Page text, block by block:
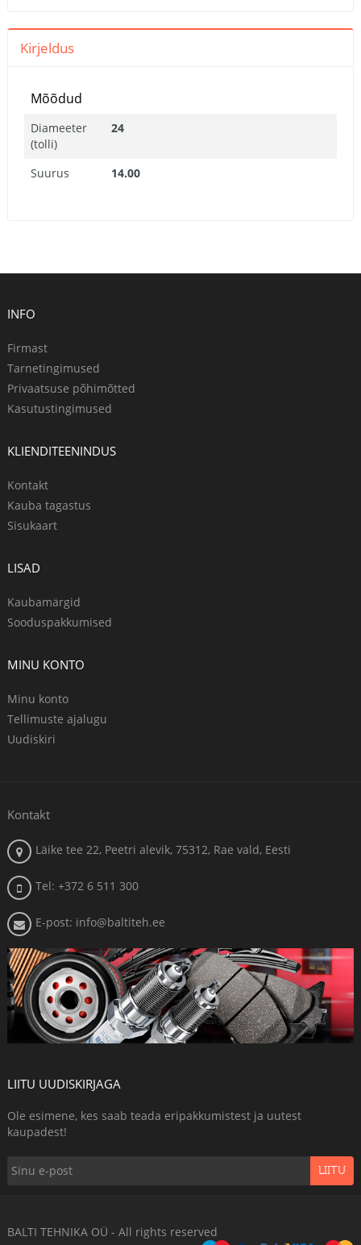
Kirjeldus
Mõõdud
Diameeter
(tolli)
24
Suurus 14.00
INFO
Firmast
Tarnetingimused
Privaatsuse põhimõtted
Kasutustingimused
KLIENDITEENINDUS
Kontakt
Kauba tagastus
Sisukaart
LISAD
Kaubamärgid
Sooduspakkumised
MINU KONTO
Minu konto
Tellimuste ajalugu
Uudiskiri
Kontakt
Läike tee 22, Peetri alevik, 75312, Rae vald, Eesti
Tel: +372 6 511 300
E-post: info@baltiteh.ee
LIITU UUDISKIRJAGA
Ole esimene, kes saab teada eripakkumistest ja uutest
kaupadest!
LIITU
BALTI TEHNIKA OÜ - All rights reserved